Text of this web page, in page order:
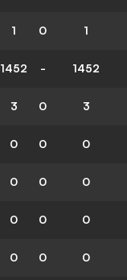
1 0 1
1452 - 1452
3 0 3
0 0 0
0 0 0
0 0 0
0 0 0